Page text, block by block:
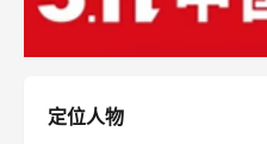
定位人物